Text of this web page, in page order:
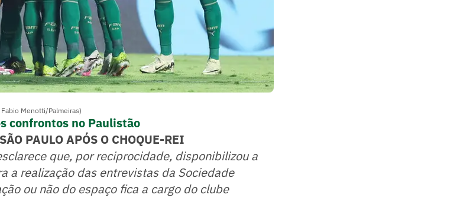
Menotti/Palmeiras)
confrontos no Paulistão
PAULO APÓS O CHOQUE-REI
que, por reciprocidade, disponibilizou a
a realização das entrevistas da Sociedade
ou não do espaço fica a cargo do clube